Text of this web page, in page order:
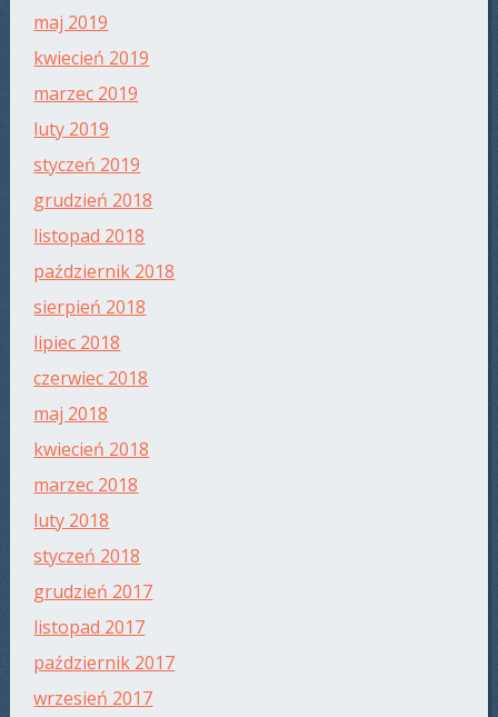
maj 2019
kwiecień 2019
marzec 2019
luty 2019
styczeń 2019
grudzień 2018
listopad 2018
październik 2018
sierpień 2018
lipiec 2018
czerwiec 2018
maj 2018
kwiecień 2018
marzec 2018
luty 2018
styczeń 2018
grudzień 2017
listopad 2017
październik 2017
wrzesień 2017